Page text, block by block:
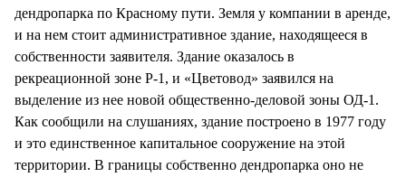
дендропарка по Красному пути. Земля у компании в аренде,
и на нем стоит административное здание, находящееся в
собственности заявителя. Здание оказалось в
рекреационной зоне Р-1, и «Цветовод» заявился на
выделение из нее новой общественно-деловой зоны ОД-1.
Как сообщили на слушаниях, здание построено в 1977 году
и это единственное капитальное сооружение на этой
территории. В границы собственно дендропарка оно не